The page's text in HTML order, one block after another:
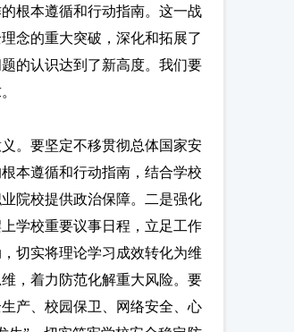
根本遵循和行动指南。这一战
念的重大突破，深化和拓展了
的认识达到了新高度。我们要
。要坚定不移贯彻总体国家安
本遵循和行动指南，结合学校
院校提供政治保障。二是强化
学校重要议事日程，立足工作
切实将理论学习成效转化为维
，着力防范化解重大风险。要
产、校园保卫、网络安全、心